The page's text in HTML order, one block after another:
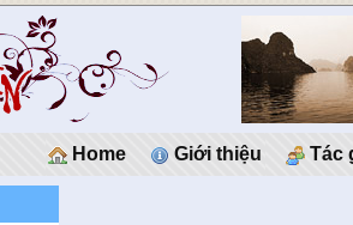
Home Giới thiệu Tác